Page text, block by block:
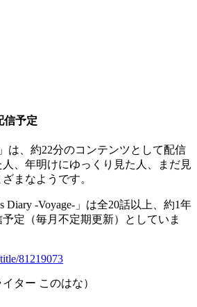
信予定
は、約22分のコンテンツとして配信
、年明けにゆっくり見た人、まだ見
まなようです。
Diary -Voyage-」は全20話以上、約1年
定（毎月不定期更新）としていま
81219073
ター このはな）